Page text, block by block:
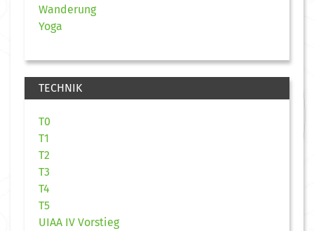
Wanderung
Yoga
TECHNIK
T0
T1
T2
T3
T4
T5
UIAA IV Vorstieg